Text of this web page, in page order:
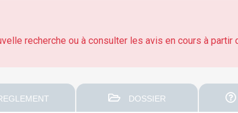
recherche ou à consulter les avis en cours à partir
DOSSIER